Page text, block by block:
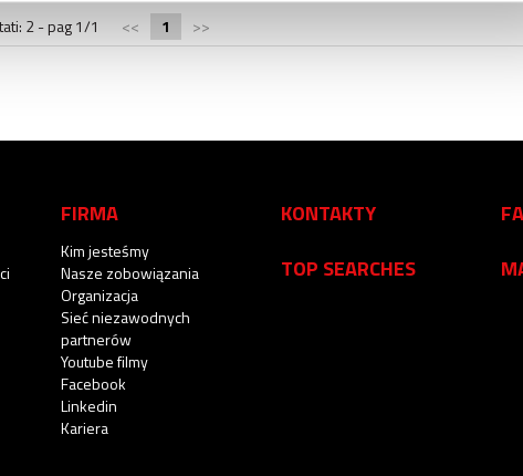
2 - pag 1/1 << 1 >>
FIRMA
Kim jesteśmy
Nasze zobowiązania
Organizacja
Sieć niezawodnych
partnerów
Youtube filmy
Facebook
Linkedin
Kariera
KONTAKTY
TOP SEARCHES